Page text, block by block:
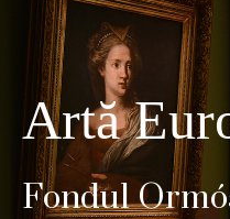
Artă
Fondul